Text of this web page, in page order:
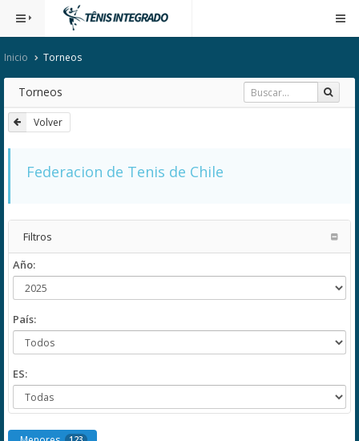
Inicio Torneos
Torneos
Volver
Federacion de Tenis de Chile
Filtros
Año:
País:
ES: